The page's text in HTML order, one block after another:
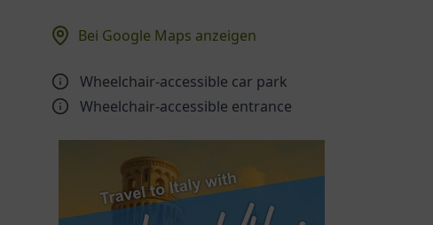
Bei Google Maps anzeigen
Wheelchair-accessible car park
Wheelchair-accessible entrance